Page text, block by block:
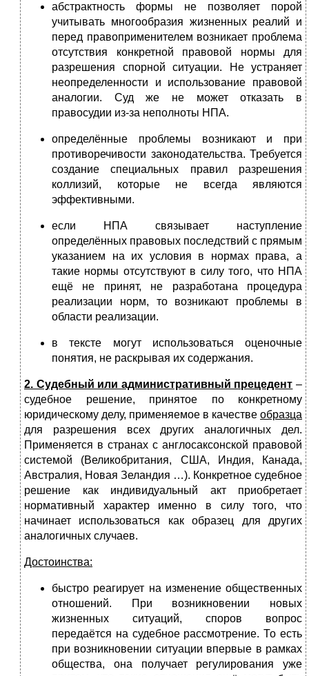
абстрактность формы не позволяет порой
учитывать многообразия жизненных реалий и
перед правоприменителем возникает проблема
отсутствия конкретной правовой нормы для
разрешения спорной ситуации. Не устраняет
неопределенности и использова­ние правовой
аналогии. Суд же не может отказать в
правосудии из-за неполноты НПА.
определённые проблемы возникают и при
противоречивости законодательства. Требуется
создание специальных правил разрешения
коллизий, которые не всегда являются
эффективными.
если НПА связывает наступление
определённых правовых последствий с прямым
указанием на их условия в нормах права, а
такие нормы отсутствуют в силу того, что НПА
ещё не принят, не разработана процедура
реализации норм, то возникают проблемы в
области реализации.
в тексте могут использоваться оценочные
понятия, не раскрывая их содержа­ния.
2. Судебный или административный прецедент –
судебное решение, принятое по конкретному
юридическому делу, применяемое в качестве образца
для разрешения всех других анало­гичных дел.
Применяется в странах с англосаксонской правовой
системой (Великобритания, США, Индия, Канада,
Австралия, Новая Зеландия …). Конкретное судебное
решение как индивидуальный акт приобретает
нормативный характер именно в силу того, что
начинает использоваться как образец для других
аналогичных случаев.
Достоинства:
быстро реагирует на изменение общественных
отношений. При возникновении новых
жизненных ситуаций, споров вопрос
передаётся на судебное рассмотрение. То есть
при возникновении ситуации впервые в рамках
общества, она получает регулирования уже